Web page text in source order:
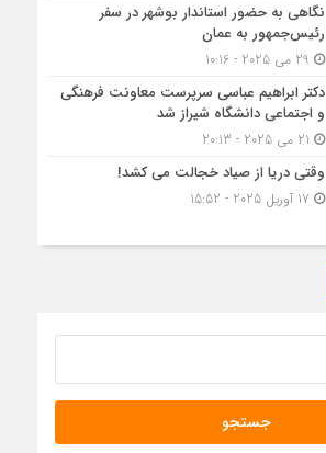
نگاهی به حضور استاندار بوشهر در سفر
رئیس‌جمهور به عمان
دکتر ابراهیم عباسی سرپرست معاونت فرهنگی
و اجتماعی دانشگاه شیراز شد
وقتی دریا از صیاد خجالت می کشد!